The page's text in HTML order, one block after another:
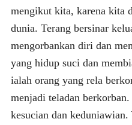
mengikut kita, karena kita
dunia. Terang bersinar
mengorbankan diri dan
yang hidup suci dan
ialah orang yang rela
menjadi teladan
kesucian dan